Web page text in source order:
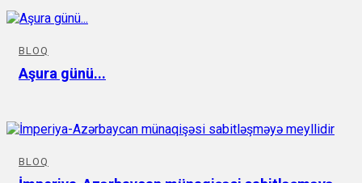
BLOQ
Aşura günü...
BLOQ